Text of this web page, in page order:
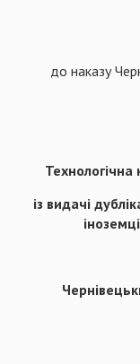
до наказу
Технологічна
із видачі